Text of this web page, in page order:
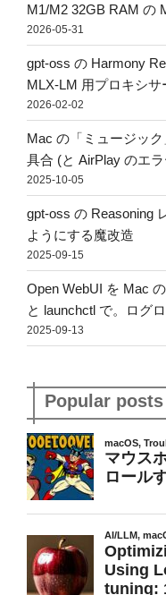
M1/M2 32GB RAM の
2026-05-31
gpt-oss の Harmony
MLX-LM 用プロキシサ
2026-02-02
Mac の「ミュージッ
具合 (と AirPlay のエ
2025-10-05
gpt-oss の Reasoning
ようにする魔改造
2025-09-15
Open WebUI を Mac
と launchctl で。ログ
2025-09-13
Popular posts